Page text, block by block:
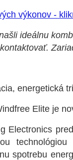
výkonov -
ideálnu
energetická
Elite je
Electronics
spotrebu